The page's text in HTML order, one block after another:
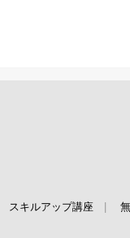
スキルアップ講座